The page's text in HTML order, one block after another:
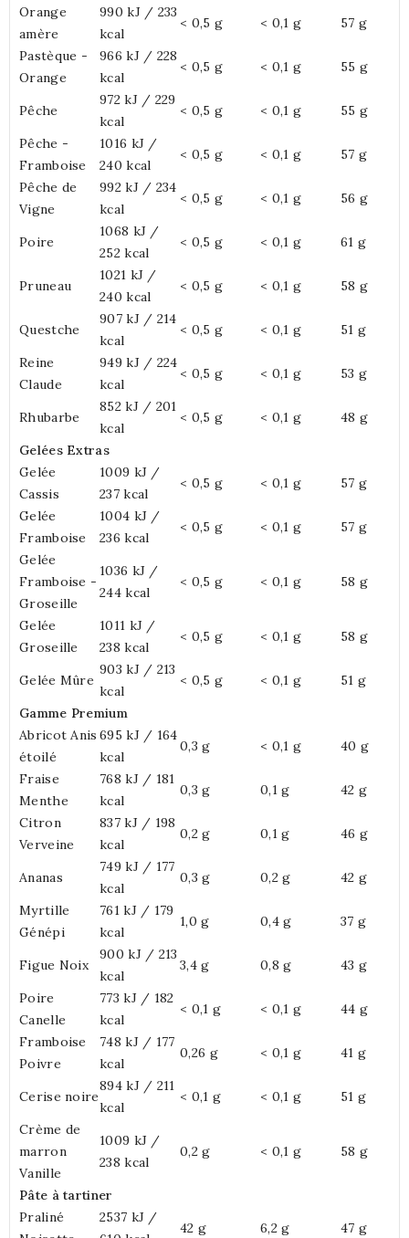
Orange
amère
990 kJ / 233
kcal
< 0,5 g < 0,1 g
57 g
Pastèque -
Orange
966 kJ / 228
kcal
< 0,5 g < 0,1 g 55 g
Pêche
972 kJ / 229
kcal
< 0,5 g < 0,1 g
55 g
Pêche -
Framboise
1016 kJ /
240 kcal
< 0,5 g < 0,1 g
57 g
Pêche de
Vigne
992 kJ / 234
kcal
< 0,5 g < 0,1 g 56 g
Poire
1068 kJ /
252 kcal
< 0,5 g < 0,1 g 61 g
Pruneau
1021 kJ /
240 kcal
< 0,5 g < 0,1 g 58 g
Questche
907 kJ / 214
kcal
< 0,5 g < 0,1 g
51 g
Reine
Claude
949 kJ / 224
kcal
< 0,5 g < 0,1 g 53 g
Rhubarbe
852 kJ / 201
kcal
< 0,5 g < 0,1 g
48 g
Gelées Extras
Gelée
Cassis
1009 kJ /
237 kcal
< 0,5 g < 0,1 g
57 g
Gelée
Framboise
1004 kJ /
236 kcal
< 0,5 g < 0,1 g
57 g
Gelée
Framboise -
Groseille
1036 kJ /
244 kcal
< 0,5 g < 0,1 g 58 g
Gelée
Groseille
1011 kJ /
238 kcal
< 0,5 g < 0,1 g 58 g
Gelée Mûre
903 kJ / 213
kcal
< 0,5 g < 0,1 g
51 g
Gamme Premium
Abricot Anis
étoilé
695 kJ / 164
kcal
0,3 g < 0,1 g
40 g
Fraise
Menthe
768 kJ / 181
kcal
0,3 g 0,1 g
42 g
Citron
Verveine
837 kJ / 198
kcal
0,2 g 0,1 g 46 g
Ananas
749 kJ / 177
kcal
0,3 g 0,2 g
42 g
Myrtille
Génépi
761 kJ / 179
kcal
1,0 g 0,4 g 37 g
Figue Noix
900 kJ / 213
kcal
3,4 g 0,8 g
43 g
Poire
Canelle
773 kJ / 182
kcal
< 0,1 g < 0,1 g
44 g
Framboise
Poivre
748 kJ / 177
kcal
0,26 g < 0,1 g 41 g
Cerise noire
894 kJ / 211
kcal
< 0,1 g < 0,1 g
51 g
Crème de
marron
Vanille
1009 kJ /
238 kcal
0,2 g < 0,1 g 58 g
Pâte à tartiner
Praliné
2537 kJ /
42 g 6,2 g 47 g